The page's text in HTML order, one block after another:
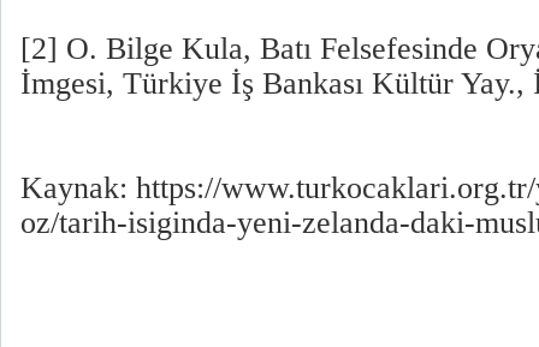
[2] O. Bilge Kula, Batı Felsefesinde
İmgesi, Türkiye İş Bankası Kültür Yay.,
Kaynak: https://
oz/tarih-isiginda-yeni-zelanda-daki-